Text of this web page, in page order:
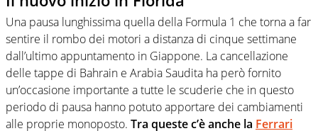
Una pausa lunghissima quella della Formula 1 che torna a far
sentire il rombo dei motori a distanza di cinque settimane
dall’ultimo appuntamento in Giappone. La cancellazione
delle tappe di Bahrain e Arabia Saudita ha però fornito
un’occasione importante a tutte le scuderie che in questo
periodo di pausa hanno potuto apportare dei cambiamenti
alle proprie monoposto. Tra queste c’è anche la Ferrari